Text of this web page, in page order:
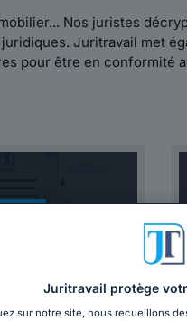
Nos juristes
Juritravail met
pour être en conformité
Juritravail protège
sur notre site, nous recueillons